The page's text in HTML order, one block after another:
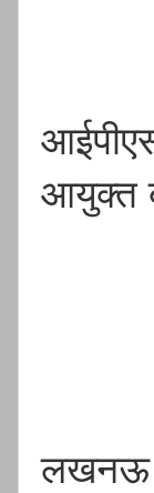
आयुक्त
लखनऊ